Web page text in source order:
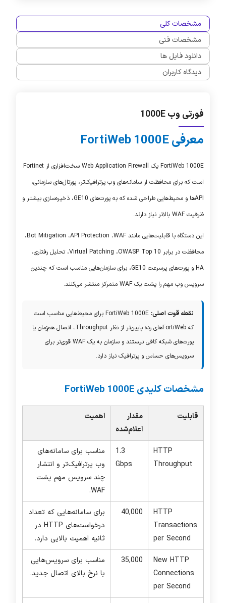
مشخصات کلی
مشخصات فنی
دانلود فایل ها
دیدگاه کاربران
فورتی وب 1000E
معرفیFortiWeb 1000E
FortiWeb 1000E یک Web Application Firewall سخت‌افزاری از
Fortinet
است که برای محافظت از سامانه‌های وب پرترافیک‌تر، پورتال‌های سازمانی،
APIها و محیط‌هایی طراحی شده که به پورت‌های 10 GE، ذخیره‌سازی بیشتر و
ظرفیتWAF بالاتر نیاز دارند.
این دستگاه با قابلیت‌هایی مانندWAF، API Protection، Bot Mitigation،
محافظت در برابر OWASP Top 10، Virtual Patching، تحلیل رفتاری،
HA و پورت‌های پرسرعت 10 GE، برای سازمان‌هایی مناسب است که چندین
سرویس وب مهم را پشت یکWAF متمرکز منتشر می‌کنند.
نقطه قوت اصلی: FortiWeb 1000E برای محیط‌هایی مناسب است
که FortiWeb
های رده پایین‌تر از نظر Throughput، اتصال هم‌زمان یا
پورت‌های شبکه کافی نیستند و سازمان به یکWAF قوی‌تر برای
سرویس‌های حساس و پرترافیک نیاز دارد.
مشخصات کلیدی FortiWeb 1000E
قابلیت
مقدار
اعلام‌شده
اهمیت
HTTP
Throughput
1.3
Gbps
مناسب برای سامانه‌های
وب پرترافیک‌تر و انتشار
چند سرویس مهم پشت
WAF
.
HTTP
Transactions
per Second
40,000
برای سامانه‌هایی که تعداد
درخواست‌های HTTP در
ثانیه اهمیت بالایی دارد.
New HTTP
Connections
per Second
35,000
مناسب برای سرویس‌هایی
با نرخ بالای اتصال جدید.